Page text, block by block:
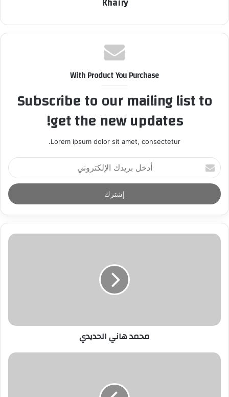
With Product You Purchase
Subscribe to our mailing list to
get the new updates!
Lorem ipsum dolor sit amet, consectetur.
أ
د
خ
ل
ر
د
ر
ي
محمد هاني الحديدي